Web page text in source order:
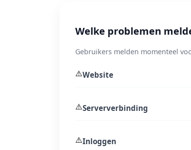
Welke problemen
Gebruikers melden momenteel
⚠️Website
⚠️Serververbinding
⚠️Inloggen